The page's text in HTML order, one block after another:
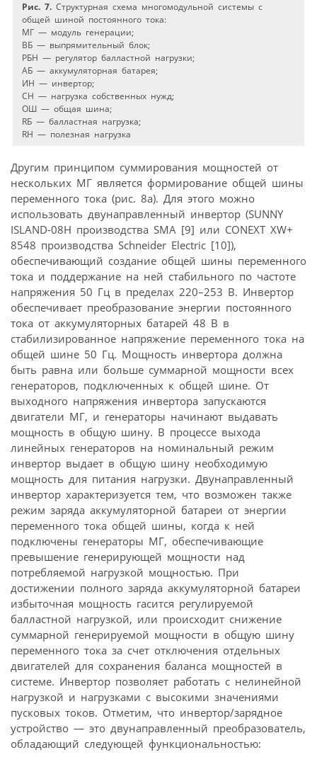
Рис. 7. Структурная схема многомодульной системы с
общей шиной постоянного тока:
МГ — модуль генерации;
ВБ — выпрямительный блок;
РБН — регулятор балластной нагрузки;
АБ — аккумуляторная батарея;
ИН — инвертор;
СН — нагрузка собственных нужд;
ОШ — общая шина;
RБ — балластная нагрузка;
RН — полезная нагрузка
Другим принципом суммирования мощностей от
нескольких МГ является формирование общей шины
переменного тока (рис. 8а). Для этого можно
использовать двунаправленный инвертор (SUNNY
ISLAND-08H производства SMA [9] или CONEXT XW+
8548 производства Schneider Electric [10]),
обеспечивающий создание общей шины переменного
тока и поддержание на ней стабильного по частоте
напряжения 50 Гц в пределах 220–253 В. Инвертор
обеспечивает преобразование энергии постоянного
тока от аккумуляторных батарей 48 В в
стабилизированное напряжение переменного тока на
общей шине 50 Гц. Мощность инвертора должна
быть равна или больше суммарной мощности всех
генераторов, подключенных к общей шине. От
выходного напряжения инвертора запускаются
двигатели МГ, и генераторы начинают выдавать
мощность в общую шину. В процессе выхода
линейных генераторов на номинальный режим
инвертор выдает в общую шину необходимую
мощность для питания нагрузки. Двунаправленный
инвертор характеризуется тем, что возможен также
режим заряда аккумуляторной батареи от энергии
переменного тока общей шины, когда к ней
подключены генераторы МГ, обеспечивающие
превышение генерирующей мощности над
потребляемой нагрузкой мощностью. При
достижении полного заряда аккумуляторной батареи
избыточная мощность гасится регулируемой
балластной нагрузкой, или происходит снижение
суммарной генерируемой мощности в общую шину
переменного тока за счет отключения отдельных
двигателей для сохранения баланса мощностей в
системе. Инвертор позволяет работать с нелинейной
нагрузкой и нагрузками с высокими значениями
пусковых токов. Отметим, что инвертор/зарядное
устройство — это двунаправленный преобразователь,
обладающий следующей функциональностью: